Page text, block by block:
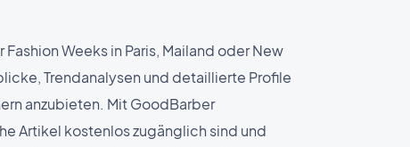
Fashion Weeks in Paris, Mailand oder New
Trendanalysen und detaillierte Profile
anzubieten. Mit GoodBarber
Artikel kostenlos zugänglich sind und